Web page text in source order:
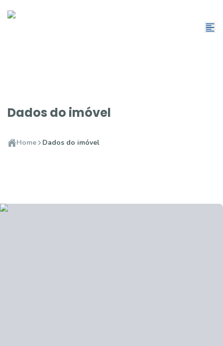
Dados do imóvel
Home Dados do imóvel